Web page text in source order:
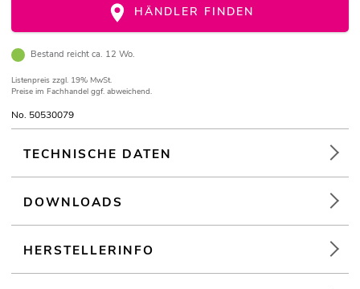
HÄNDLER FINDEN
Bestand reicht ca. 12 Wo.
Listenpreis zzgl. 19% MwSt.
Preise im Fachhandel ggf. abweichend.
No. 50530079
TECHNISCHE DATEN
DOWNLOADS
HERSTELLERINFO